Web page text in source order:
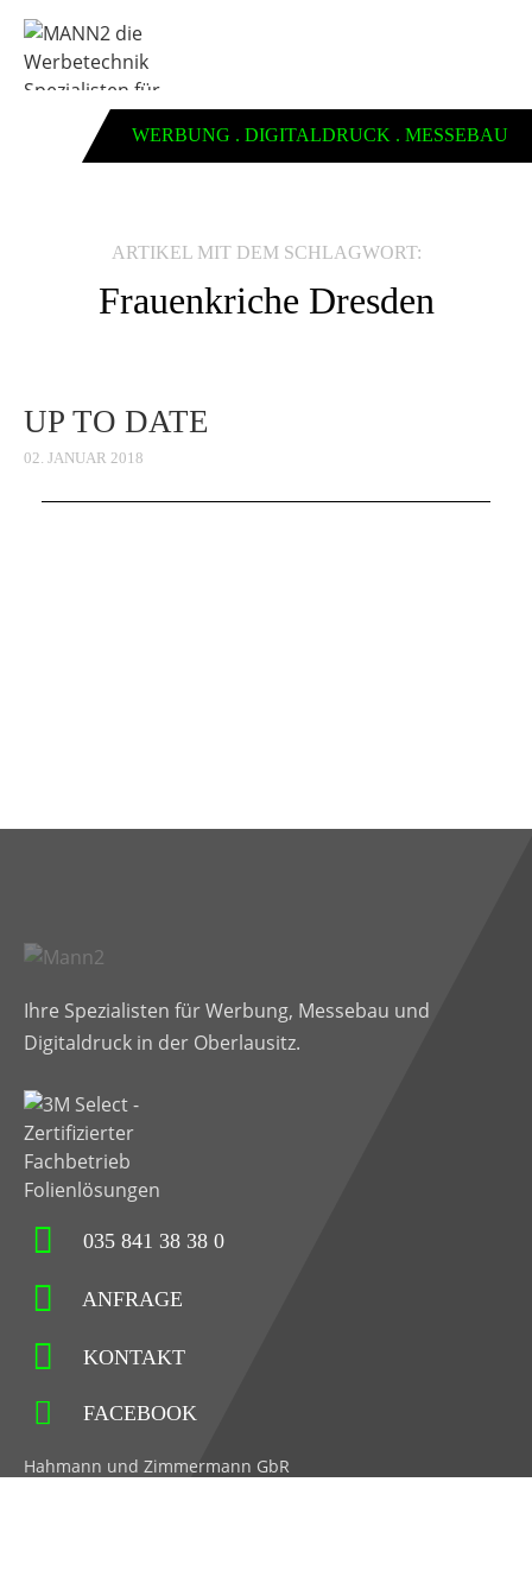
WERBUNG . DIGITALDRUCK . MESSEBAU
ARTIKEL MIT DEM SCHLAGWORT:
Frauenkriche Dresden
UP TO DATE
02. JANUAR 2018
Ihre Spezialisten für Werbung, Messebau und
Digitaldruck in der Oberlausitz.
035 841 38 38 0
ANFRAGE
KONTAKT
FACEBOOK
Hahmann und Zimmermann GbR